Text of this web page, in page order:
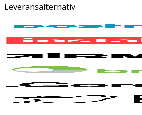
Leveransalternativ